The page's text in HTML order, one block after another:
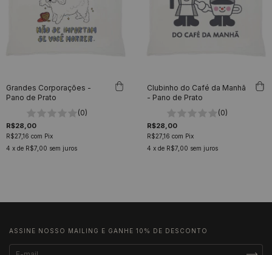
Grandes Corporações -
Pano de Prato
(0)
R$28,00
R$27,16 com Pix
4 x de R$7,00 sem juros
Clubinho do Café da Manhã
- Pano de Prato
(0)
R$28,00
R$27,16 com Pix
4 x de R$7,00 sem juros
ASSINE NOSSO MAILING E GANHE 10% DE DESCONTO